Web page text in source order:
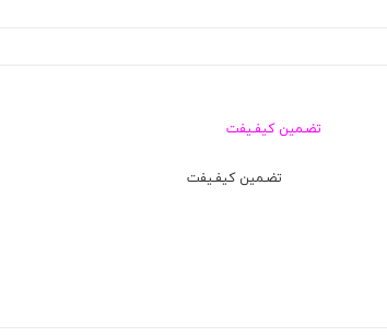
تضـمین کیفـیفت
تضـمین کیفـیفت